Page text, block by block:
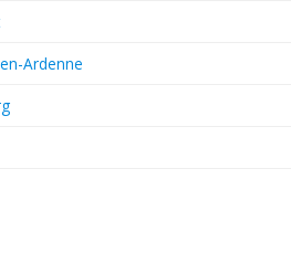
Ardenne